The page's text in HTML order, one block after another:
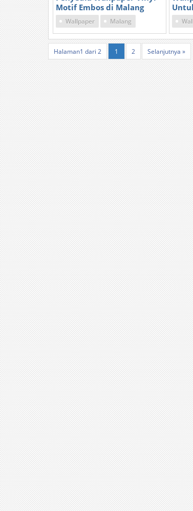
Motif Embos di Malang
Wallpaper Malang
Halaman1 dari 2 1 2 Selanjutnya »